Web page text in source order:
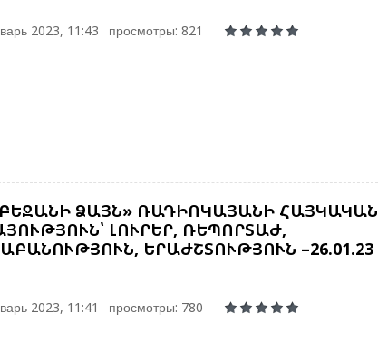
2023, 11:43
просмотры: 821
ՁԱՅՆ» ՌԱԴԻՈԿԱՅԱՆԻ ՀԱՅԿԱԿԱՆ
ԼՈՒՐԵՐ, ՌԵՊՈՐՏԱԺ,
ԵՐԱԺՇՏՈՒԹՅՈՒՆ –26.01.23
2023, 11:41
просмотры: 780